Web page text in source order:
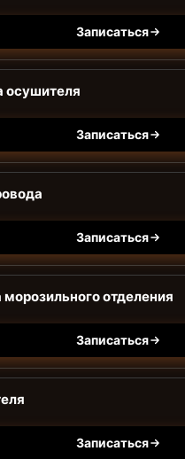
Записаться
осушителя
Записаться
Записаться
отделения
Записаться
Записаться